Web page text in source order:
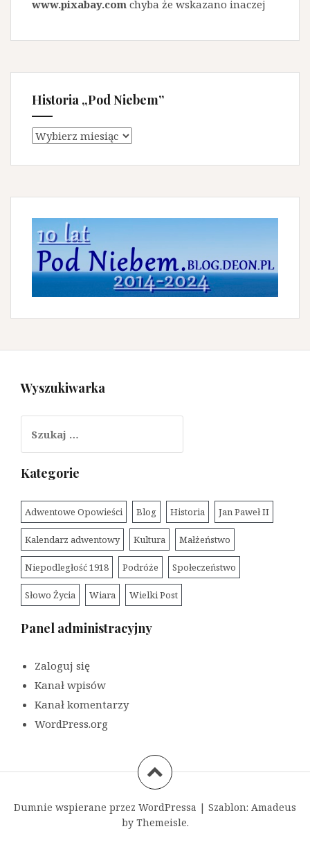
www.pixabay.com chyba że wskazano inaczej
Historia „Pod Niebem”
Historia
Niebem”
Wyszukiwarka
Kategorie
Adwentowe Opowieści Blog Historia Jan Paweł II
Kalendarz adwentowy Kultura Małżeństwo
Niepodległość 1918 Podróże Społeczeństwo
Słowo Życia Wiara Wielki Post
Panel administracyjny
Zaloguj się
Kanał wpisów
Kanał komentarzy
WordPress.org
Dumnie wspierane przez WordPressa | Szablon: Amadeus
by Themeisle.